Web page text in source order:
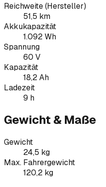
Reichweite (Hersteller)
51,5 km
Akkukapazität
1.092 Wh
Spannung
60 V
Kapazität
18,2 Ah
Ladezeit
9 h
Gewicht & Maße
Gewicht
24,5 kg
Max. Fahrergewicht
120,2 kg